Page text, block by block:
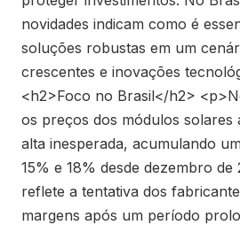
novidades indicam como é
soluções robustas em um
crescentes e inovações
<h2>Foco no Brasil</h2>
os preços dos módulos solares
alta inesperada, acumulando
15% e 18% desde dezembro de
reflete a tentativa dos
margens após um período